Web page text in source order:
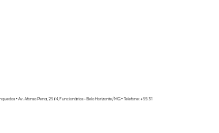
• Av. Afonso Pena, 2564, Funcionários - Belo Horizonte/MG • Telefone: +55 31